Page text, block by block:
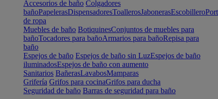
Accesorios de baño Colgadores
bañoPapelerasDispensadoresToallerosJabonerasEscobillero
de ropa
Muebles de baño BotiquinesConjuntos de muebles para
bañoTocadores para bañoArmarios para bañoRepisa para
baño
Espejos de baño Espejos de baño sin LuzEspejos de baño
iluminadosEspejos de baño con aumento
Sanitarios BañerasLavabosMamparas
Grifería Grifos para cocinaGrifos para ducha
Seguridad de baño Barras de seguridad para baño